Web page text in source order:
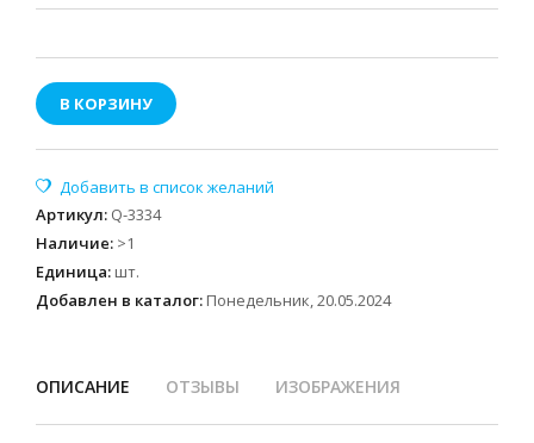
В КОРЗИНУ
Артикул: Q-3334
Наличие: >1
Единица: шт.
Добавлен в каталог: Понедельник, 20.05.2024
ОПИСАНИЕ ОТЗЫВЫ ИЗОБРАЖЕНИЯ